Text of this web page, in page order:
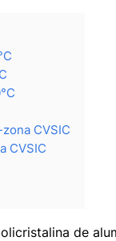
CVSIC
CVSIC
de